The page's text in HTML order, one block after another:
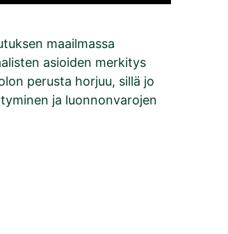
maailmassa
asioiden merkitys
perusta horjuu, sillä jo
ja luonnonvarojen